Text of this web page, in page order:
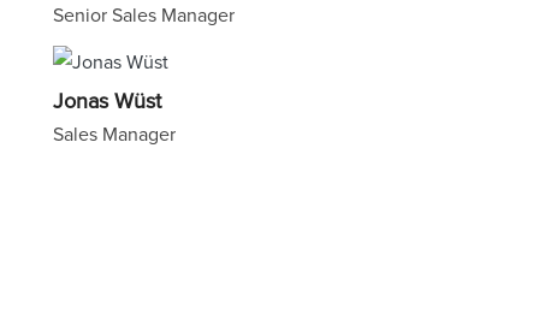
Senior Sales Manager
Image
Jonas Wüst
Sales Manager